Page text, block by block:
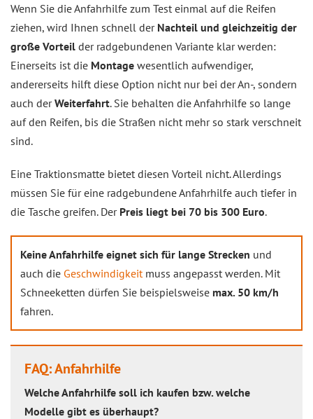
Wenn Sie die Anfahrhilfe zum Test einmal auf die Reifen
ziehen, wird Ihnen schnell der Nachteil und gleichzeitig der
große Vorteil der radgebundenen Variante klar werden:
Einerseits ist die Montage wesentlich aufwendiger,
andererseits hilft diese Option nicht nur bei der An-, sondern
auch derWeiterfahrt. Sie behalten die Anfahrhilfe so lange
auf den Reifen, bis die Straßen nicht mehr so stark verschneit
sind.
Eine Traktionsmatte bietet diesen Vorteil nicht. Allerdings
müssen Sie für eine radgebundene Anfahrhilfe auch tiefer in
die Tasche greifen. Der Preis liegt bei 70 bis 300 Euro.
Keine Anfahrhilfe eignet sich für lange Strecken und
auch die Geschwindigkeit muss angepasst werden. Mit
Schneeketten dürfen Sie beispielsweise max. 50 km/h
fahren.
FAQ: Anfahrhilfe
Welche Anfahrhilfe soll ich kaufen bzw. welche
Modelle gibt es überhaupt?